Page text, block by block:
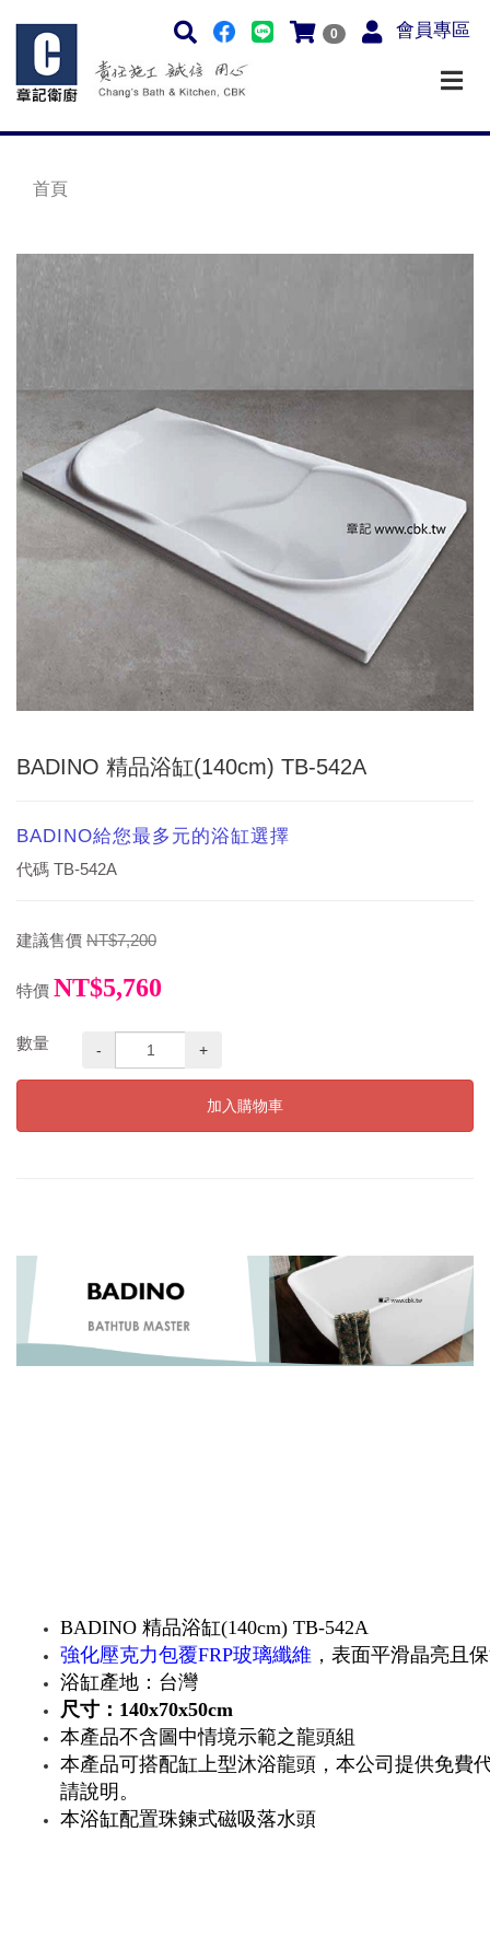
0 會員專區
首頁
BADINO 精品浴缸(140cm) TB-542A
BADINO給您最多元的浴缸選擇
代碼 TB-542A
建議售價 NT$7,200
特價 NT$5,760
數量 - +
加入購物車
BADINO 精品浴缸(140cm) TB-542A
強化壓克力包覆FRP玻璃纖維 ，表面平滑晶亮且
浴缸產地：台灣
尺寸：140x70x50cm
本產品不含圖中情境示範之龍頭組
本產品可搭配缸上型沐浴龍頭，本公司提供免費
請說明。
本浴缸配置珠鍊式磁吸落水頭